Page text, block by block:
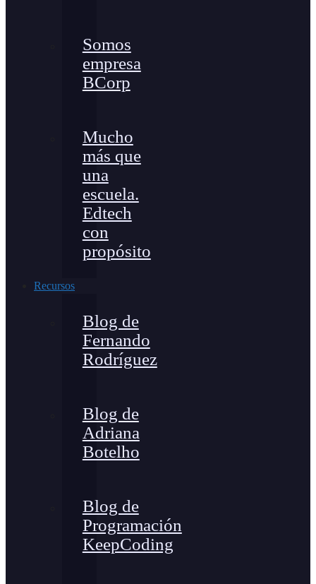
Somos
empresa
BCorp
Mucho
más que
una
escuela.
Edtech
con
propósito
Recursos
Blog de
Fernando
Rodríguez
Blog de
Adriana
Botelho
Blog de
Programación
KeepCoding